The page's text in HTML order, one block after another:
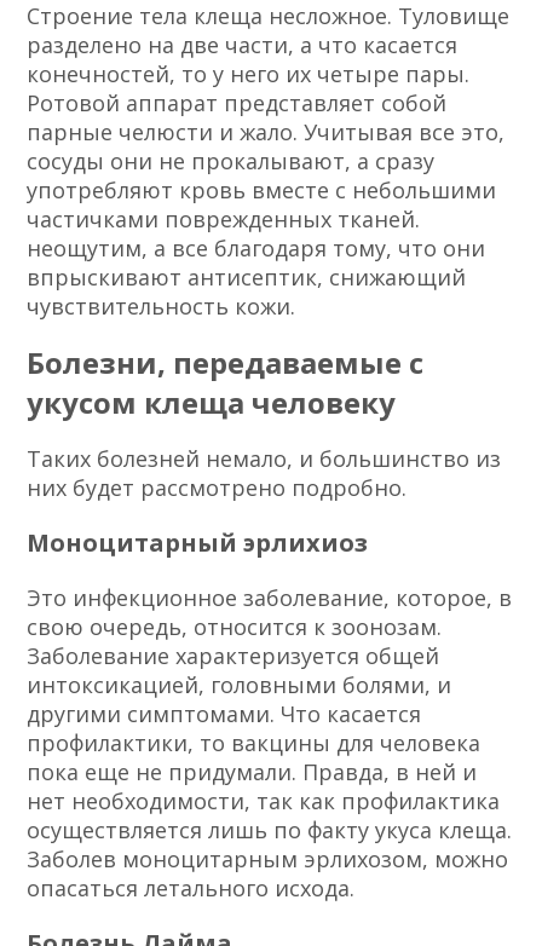
Строение тела клеща несложное. Туловище
разделено на две части, а что касается
конечностей, то у него их четыре пары.
Ротовой аппарат представляет собой
парные челюсти и жало. Учитывая все это,
сосуды они не прокалывают, а сразу
употребляют кровь вместе с небольшими
частичками поврежденных тканей.
неощутим, а все благодаря тому, что они
впрыскивают антисептик, снижающий
чувствительность кожи.
Болезни, передаваемые с
укусом клеща человеку
Таких болезней немало, и большинство из
них будет рассмотрено подробно.
Моноцитарный эрлихиоз
Это инфекционное заболевание, которое, в
свою очередь, относится к зоонозам.
Заболевание характеризуется общей
интоксикацией, головными болями, и
другими симптомами. Что касается
профилактики, то вакцины для человека
пока еще не придумали. Правда, в ней и
нет необходимости, так как профилактика
осуществляется лишь по факту укуса клеща.
Заболев моноцитарным эрлихозом, можно
опасаться летального исхода.